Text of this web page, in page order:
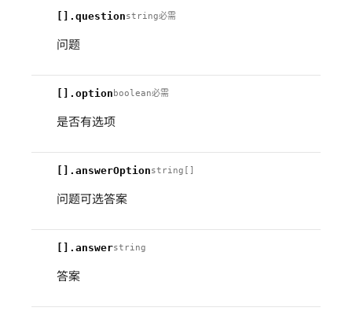
[].questionstring必需
问题
[].option boolean必需
是否有选项
[].answerOptionstring[]
问题可选答案
[].answerstring
答案